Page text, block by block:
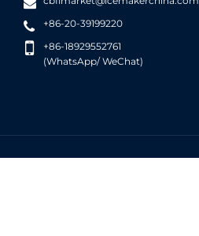
+86-20-39199220
+86-18929552761
(WhatsApp/ WeChat)